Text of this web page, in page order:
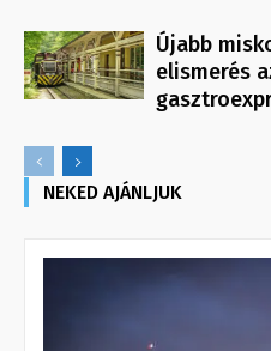
Újabb
elismerés
NEKED AJÁNLJUK